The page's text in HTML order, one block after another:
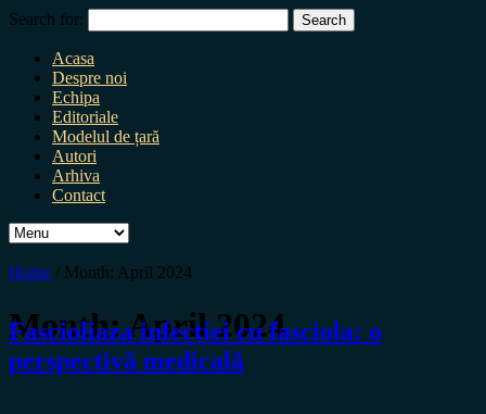
Search for:
Acasa
Despre noi
Echipa
Editoriale
Modelul de țară
Autori
Arhiva
Contact
Home / Month: April 2024
Month:April 2024
Fascioliaza infecției cu fasciola: o
perspectivă medicală